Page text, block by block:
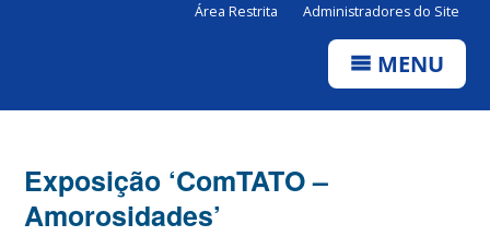
Área Restrita Administradores do Site
MENU
Exposição ‘ComTATO –
Amorosidades’